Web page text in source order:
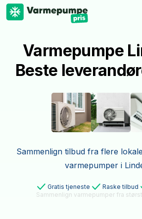
Varmepumpe
Beste
Sammenlign tilbud fra flere
varmepumper i
Gratis tjeneste Raske tilbud
Sammenlign varmepumper fra